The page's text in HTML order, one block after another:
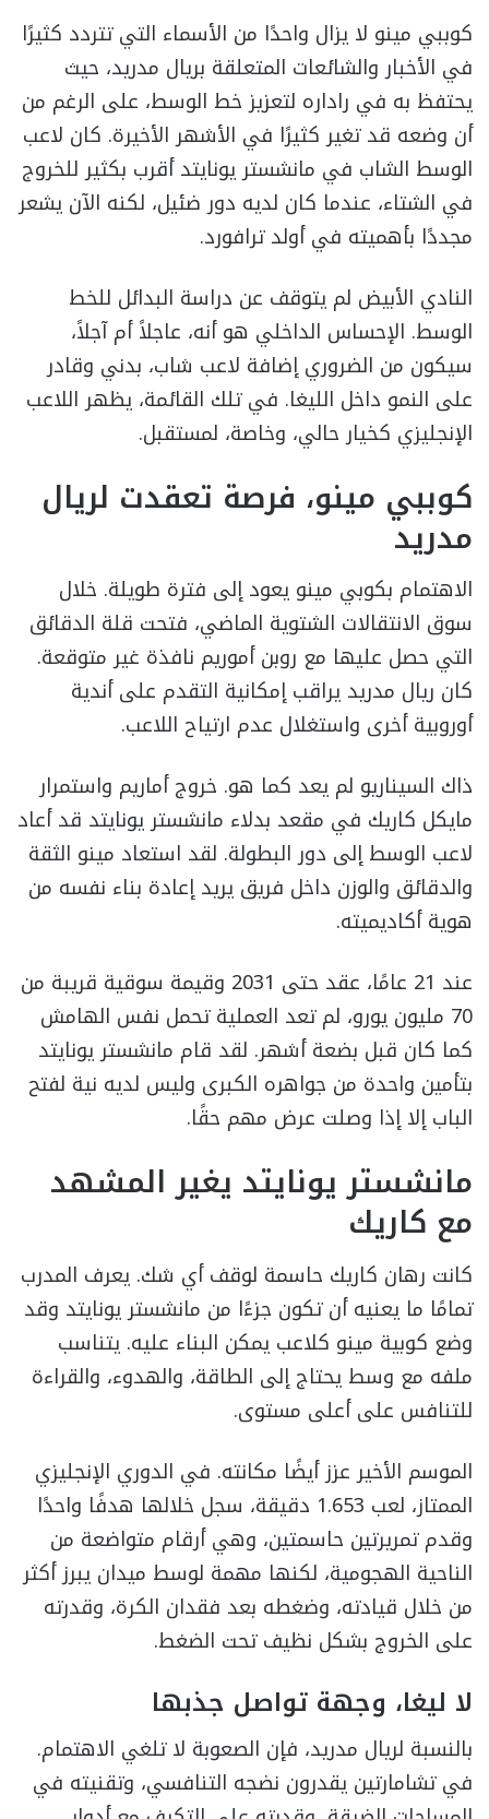
كوببي مينو لا يزال واحدًا من الأسماء التي تتردد كثيرًا
في الأخبار والشائعات المتعلقة بريال مدريد، حيث
يحتفظ به في راداره لتعزيز خط الوسط، على الرغم من
أن وضعه قد تغير كثيرًا في الأشهر الأخيرة. كان لاعب
الوسط الشاب في مانشستر يونايتد أقرب بكثير للخروج
في الشتاء، عندما كان لديه دور ضئيل، لكنه الآن يشعر
مجددًا بأهميته في أولد ترافورد.
النادي الأبيض لم يتوقف عن دراسة البدائل للخط
الوسط. الإحساس الداخلي هو أنه، عاجلاً أم آجلاً،
سيكون من الضروري إضافة لاعب شاب، بدني وقادر
على النمو داخل الليغا. في تلك القائمة، يظهر اللاعب
الإنجليزي كخيار حالي، وخاصة، لمستقبل.
كوببي مينو، فرصة تعقدت لريال
مدريد
الاهتمام بكوبي مينو يعود إلى فترة طويلة. خلال
سوق الانتقالات الشتوية الماضي، فتحت قلة الدقائق
التي حصل عليها مع روبن أموريم نافذة غير متوقعة.
كان ريال مدريد يراقب إمكانية التقدم على أندية
أوروبية أخرى واستغلال عدم ارتياح اللاعب.
ذاك السيناريو لم يعد كما هو. خروج أماريم واستمرار
مايكل كاريك في مقعد بدلاء مانشستر يونايتد قد أعاد
لاعب الوسط إلى دور البطولة. لقد استعاد مينو الثقة
والدقائق والوزن داخل فريق يريد إعادة بناء نفسه من
هوية أكاديميته.
عند 21 عامًا، عقد حتى 2031 وقيمة سوقية قريبة من
70 مليون يورو، لم تعد العملية تحمل نفس الهامش
كما كان قبل بضعة أشهر. لقد قام مانشستر يونايتد
بتأمين واحدة من جواهره الكبرى وليس لديه نية لفتح
الباب إلا إذا وصلت عرض مهم حقًا.
مانشستر يونايتد يغير المشهد
مع كاريك
كانت رهان كاريك حاسمة لوقف أي شك. يعرف المدرب
تمامًا ما يعنيه أن تكون جزءًا من مانشستر يونايتد وقد
وضع كوبية مينو كلاعب يمكن البناء عليه. يتناسب
ملفه مع وسط يحتاج إلى الطاقة، والهدوء، والقراءة
للتنافس على أعلى مستوى.
الموسم الأخير عزز أيضًا مكانته. في الدوري الإنجليزي
الممتاز، لعب 1.653 دقيقة، سجل خلالها هدفًا واحدًا
وقدم تمريرتين حاسمتين، وهي أرقام متواضعة من
الناحية الهجومية، لكنها مهمة لوسط ميدان يبرز أكثر
من خلال قيادته، وضغطه بعد فقدان الكرة، وقدرته
على الخروج بشكل نظيف تحت الضغط.
لا ليغا، وجهة تواصل جذبها
بالنسبة لريال مدريد، فإن الصعوبة لا تلغي الاهتمام.
في تشامارتين يقدرون نضجه التنافسي، وتقنيته في